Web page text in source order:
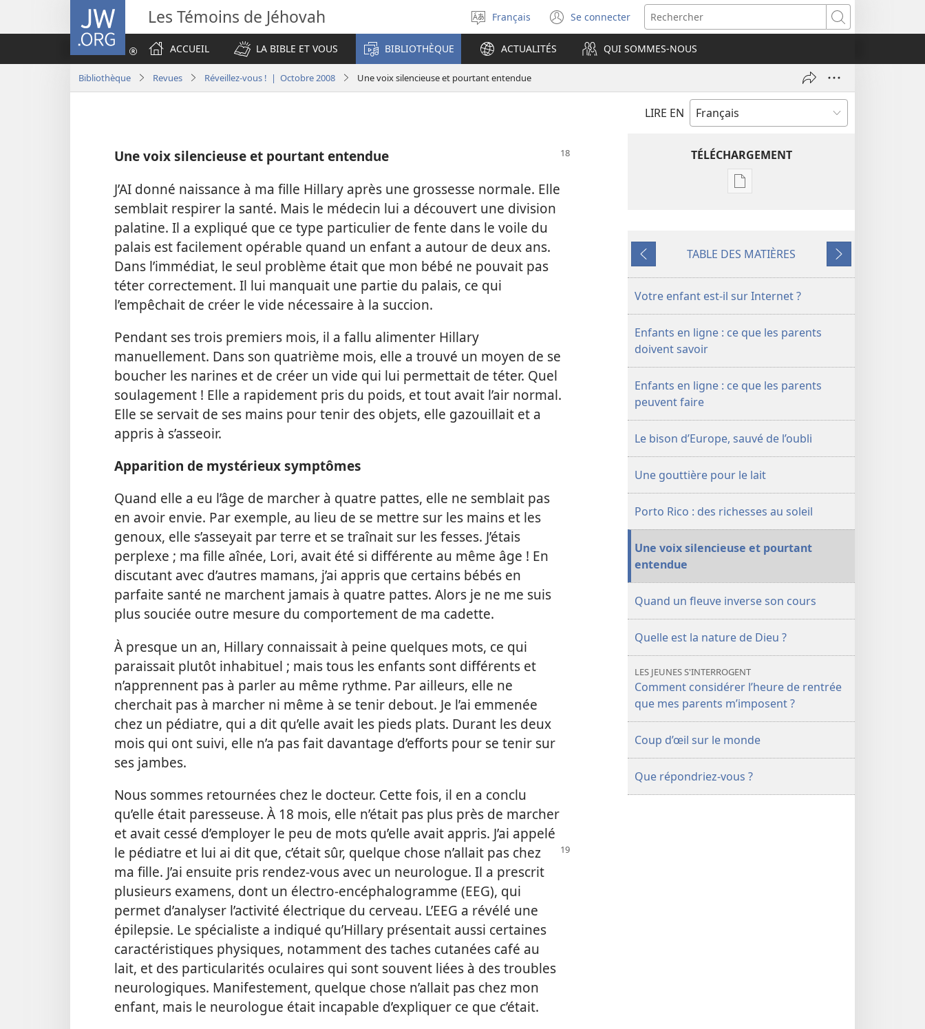
JW.ORG Les Témoins de Jéhovah
Sélectionner
la
langue
Français Se connecter
(ouvre
une
nouvelle
fenêtre)
Rechercher
ACCUEIL
LA BIBLE ET VOUS BIBLIOTHÈQUE ACTUALITÉS QUI SOMMES-NOUS
Bibliothèque Revues Réveillez-vous ! | Octobre 2008 Une voix silencieuse et pourtant entendue
LIRE EN
Une voix silencieuse et pourtant entendue
J’AI donné naissance à ma fille Hillary après une grossesse normale. Elle
semblait respirer la santé. Mais le médecin lui a découvert une division
palatine. Il a expliqué que ce type particulier de fente dans le voile du
palais est facilement opérable quand un enfant a autour de deux ans.
Dans l’immédiat, le seul problème était que mon bébé ne pouvait pas
téter correctement. Il lui manquait une partie du palais, ce qui
l’empêchait de créer le vide nécessaire à la succion.
Pendant ses trois premiers mois, il a fallu alimenter Hillary
manuellement. Dans son quatrième mois, elle a trouvé un moyen de se
boucher les narines et de créer un vide qui lui permettait de téter. Quel
soulagement ! Elle a rapidement pris du poids, et tout avait l’air normal.
Elle se servait de ses mains pour tenir des objets, elle gazouillait et a
appris à s’asseoir.
Apparition de mystérieux symptômes
Quand elle a eu l’âge de marcher à quatre pattes, elle ne semblait pas
en avoir envie. Par exemple, au lieu de se mettre sur les mains et les
genoux, elle s’asseyait par terre et se traînait sur les fesses. J’étais
perplexe ; ma fille aînée, Lori, avait été si différente au même âge ! En
discutant avec d’autres mamans, j’ai appris que certains bébés en
parfaite santé ne marchent jamais à quatre pattes. Alors je ne me suis
plus souciée outre mesure du comportement de ma cadette.
À presque un an, Hillary connaissait à peine quelques mots, ce qui
paraissait plutôt inhabituel ; mais tous les enfants sont différents et
n’apprennent pas à parler au même rythme. Par ailleurs, elle ne
cherchait pas à marcher ni même à se tenir debout. Je l’ai emmenée
chez un pédiatre, qui a dit qu’elle avait les pieds plats. Durant les deux
mois qui ont suivi, elle n’a pas fait davantage d’efforts pour se tenir sur
ses jambes.
Nous sommes retournées chez le docteur. Cette fois, il en a conclu
qu’elle était paresseuse. À 18 mois, elle n’était pas plus près de marcher
et avait cessé d’employer le peu de mots qu’elle avait appris. J’ai appelé
le pédiatre et lui ai dit que, c’était sûr, quelque chose n’allait pas chez
ma fille. J’ai ensuite pris rendez-vous avec un neurologue. Il a prescrit
plusieurs examens, dont un électro-encéphalogramme (EEG), qui
permet d’analyser l’activité électrique du cerveau. L’EEG a révélé une
épilepsie. Le spécialiste a indiqué qu’Hillary présentait aussi certaines
caractéristiques physiques, notamment des taches cutanées café au
lait, et des particularités oculaires qui sont souvent liées à des troubles
neurologiques. Manifestement, quelque chose n’allait pas chez mon
enfant, mais le neurologue était incapable d’expliquer ce que c’était.
TÉLÉCHARGEMENT
Options
publications
RÉVEILLEZ-
VOUS !
2008
Précédent
TABLE DES MATIÈRES
Suivant
Votre enfant est-il sur Internet ?
Enfants en ligne : ce que les parents
doivent savoir
Enfants en ligne : ce que les parents
peuvent faire
Le bison d’Europe, sauvé de l’oubli
Une gouttière pour le lait
Porto Rico : des richesses au soleil
Une voix silencieuse et pourtant
entendue
Quand un fleuve inverse son cours
Quelle est la nature de Dieu ?
LES JEUNES S'INTERROGENT
Comment considérer l’heure de rentrée
que mes parents m’imposent ?
Coup d’œil sur le monde
Que répondriez-vous ?